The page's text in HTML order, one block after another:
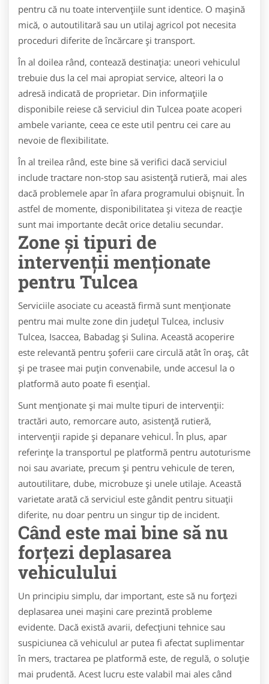
pentru că nu toate intervențiile sunt identice. O mașină
mică, o autoutilitară sau un utilaj agricol pot necesita
proceduri diferite de încărcare și transport.
În al doilea rând, contează destinația: uneori vehiculul
trebuie dus la cel mai apropiat service, alteori la o
adresă indicată de proprietar. Din informațiile
disponibile reiese că serviciul din Tulcea poate acoperi
ambele variante, ceea ce este util pentru cei care au
nevoie de flexibilitate.
În al treilea rând, este bine să verifici dacă serviciul
include tractare non-stop sau asistență rutieră, mai ales
dacă problemele apar în afara programului obișnuit. În
astfel de momente, disponibilitatea și viteza de reacție
sunt mai importante decât orice detaliu secundar.
Zone și tipuri de
intervenții menționate
pentru Tulcea
Serviciile asociate cu această firmă sunt menționate
pentru mai multe zone din județul Tulcea, inclusiv
Tulcea, Isaccea, Babadag și Sulina. Această acoperire
este relevantă pentru șoferii care circulă atât în oraș, cât
și pe trasee mai puțin convenabile, unde accesul la o
platformă auto poate fi esențial.
Sunt menționate și mai multe tipuri de intervenții:
tractări auto, remorcare auto, asistență rutieră,
intervenții rapide și depanare vehicul. În plus, apar
referințe la transportul pe platformă pentru autoturisme
noi sau avariate, precum și pentru vehicule de teren,
autoutilitare, dube, microbuze și unele utilaje. Această
varietate arată că serviciul este gândit pentru situații
diferite, nu doar pentru un singur tip de incident.
Când este mai bine să nu
forțezi deplasarea
vehiculului
Un principiu simplu, dar important, este să nu forțezi
deplasarea unei mașini care prezintă probleme
evidente. Dacă există avarii, defecțiuni tehnice sau
suspiciunea că vehiculul ar putea fi afectat suplimentar
în mers, tractarea pe platformă este, de regulă, o soluție
mai prudentă. Acest lucru este valabil mai ales când